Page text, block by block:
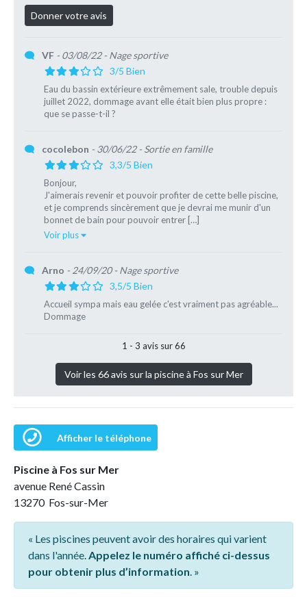
VF - 03/08/22- Nage sportive
3/5 Bien
Eau du bassin extérieure extrêmement sale, trouble depuis
juillet 2022, dommage avant elle était bien plus propre :
que se passe-t-il ?
cocolebon - 30/06/22- Sortie en famille
3,3/5 Bien
Bonjour,
J'aimerais revenir et pouvoir profiter de cette belle piscine,
et je comprends sincèrement que je devrai me munir d'un
bonnet de bain pour pouvoir entrer […]
Voir plus
Arno - 24/09/20- Nage sportive
3,5/5 Bien
Accueil sympa mais eau gelée c'est vraiment pas agréable...
Dommage
1 - 3 avis sur 66
Voir les 66 avis sur la piscine à Fos sur Mer
Afficher le téléphone
Piscine à Fos sur Mer
avenue René Cassin
13270 Fos-sur-Mer
« Les piscines peuvent avoir des horaires qui varient
dans l'année.Appelez le numéro affiché ci-dessus
pour obtenir plus d’information. »